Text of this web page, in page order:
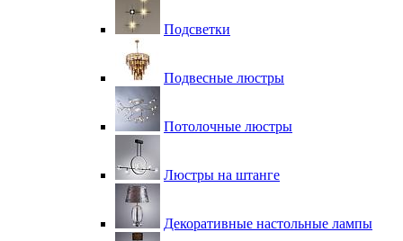
Подсветки
Подвесные люстры
Потолочные люстры
Люстры на штанге
Декоративные настольные лампы